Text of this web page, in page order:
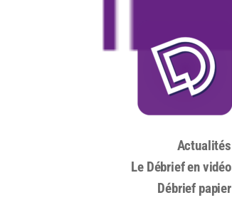
Actualités
Le Débrief en vidéo
Débrief papier